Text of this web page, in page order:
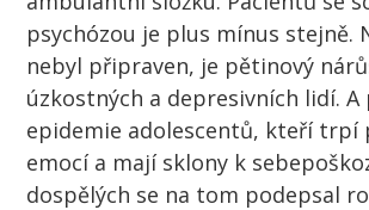
psychózou je plus mínus stejně.
nebyl připraven, je pětinový
úzkostných a depresivních lidí. A
epidemie adolescentů, kteří trpí
emocí a mají sklony k
dospělých se na tom podepsal